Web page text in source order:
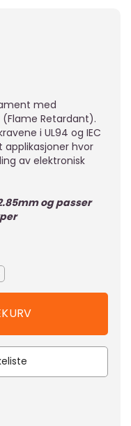
med
Retardant).
i UL94 og IEC
applikasjoner hvor
av elektronisk
og passer